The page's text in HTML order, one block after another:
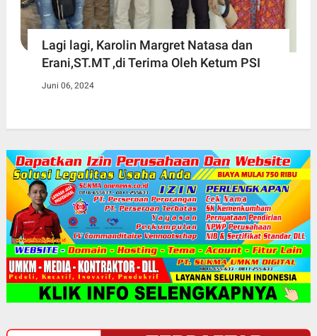
Lagi lagi, Karolin Margret Natasa dan
Erani,ST.MT ,di Terima Oleh Ketum PSI
Juni 06, 2024